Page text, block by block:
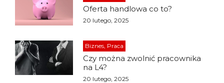
Oferta handlowa co to?
20 lutego, 2025
Biznes, Praca
Czy można zwolnić pracownika
na L4?
20 lutego, 2025